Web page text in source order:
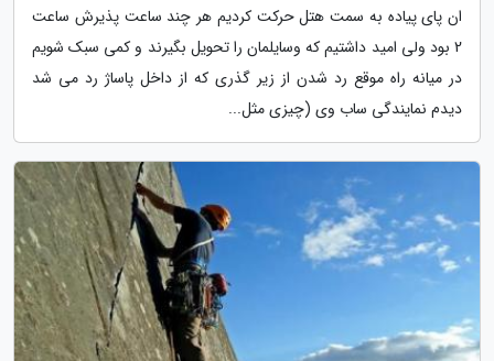
ان پای پیاده به سمت هتل حرکت کردیم هر چند ساعت پذیرش ساعت
2 بود ولی امید داشتیم که وسایلمان را تحویل بگیرند و کمی سبک شویم
در میانه راه موقع رد شدن از زیر گذری که از داخل پاساژ رد می شد
دیدم نمایندگی ساب وی (چیزی مثل...